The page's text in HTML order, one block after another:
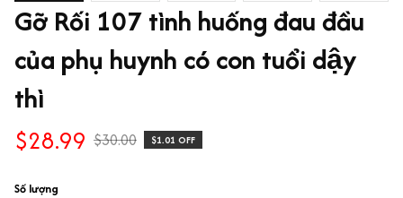
Gỡ Rối 107 tình huống đau đầu
của phụ huynh có con tuổi dậy
thì
$28.99 $30.00 $1.01 OFF
Số lượng